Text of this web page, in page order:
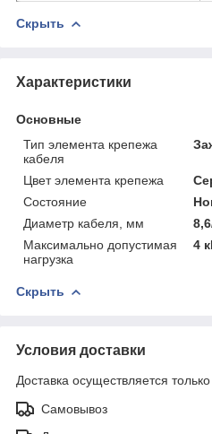
Скрыть
Характеристики
Основные
Тип элемента крепежа
кабеля
Цвет элемента крепежа
Состояние
Диаметр кабеля, мм
Максимально допустимая
нагрузка
4
Скрыть
Условия доставки
Доставка осуществляется
Самовывоз